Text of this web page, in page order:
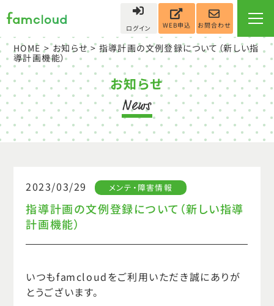
ログイン WEB申込 お問合わせ
HOME >お知らせ> 指導計画の文例登録について（新しい指
導計画機能）
お知らせ
2023/03/29 メンテ・障害情報
指導計画の文例登録について（新しい指導
計画機能）
いつもfamcloudをご利用いただき誠にありが
とうございます。